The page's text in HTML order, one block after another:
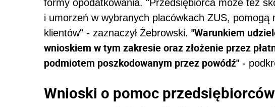
formy opodatkowania. "Przedsiębiorca może też
i umorzeń w wybranych placówkach ZUS, pomogą
klientów" - zaznaczył Żebrowski. "Warunkiem
wnioskiem w tym zakresie oraz złożenie przez
podmiotem poszkodowanym przez powódź" -
Wnioski o pomoc